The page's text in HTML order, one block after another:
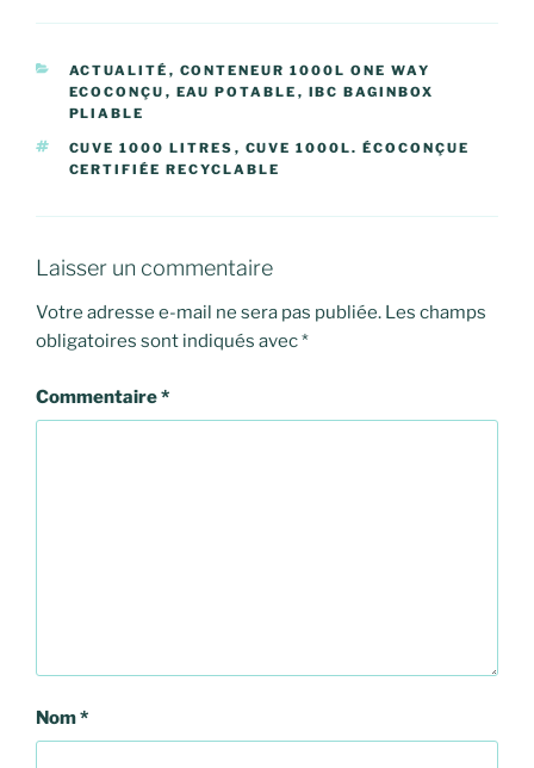
CATÉGORIES
ACTUALITÉ , CONTENEUR 1000L ONE WAY
ECOCONÇU , EAU POTABLE , IBC BAGINBOX
PLIABLE
ÉTIQUETTES
CUVE 1000 LITRES , CUVE 1000L. ÉCOCONÇUE
CERTIFIÉE RECYCLABLE
Laisser un commentaire
Votre adresse e-mail ne sera pas publiée. Les champs
obligatoires sont indiqués avec*
Commentaire*
Nom*